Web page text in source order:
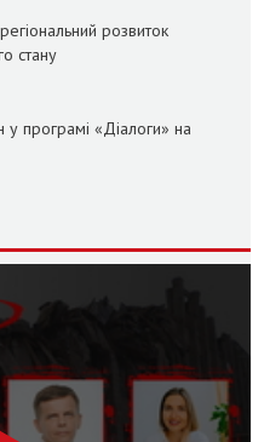
розвиток
стану
програмі «Діалоги» на